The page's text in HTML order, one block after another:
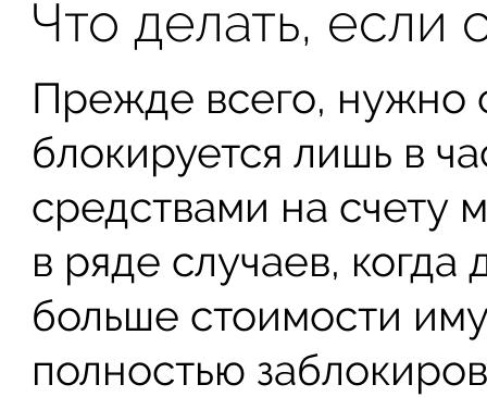
Что делать, если
Прежде всего, нужно
блокируется лишь в
средствами на счету
в ряде случаев,
больше стоимости
полностью